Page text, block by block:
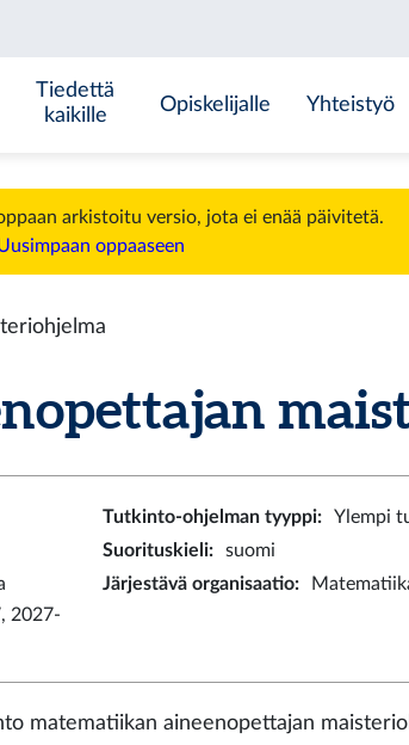
Tiedettä
kaikille
Opiskelijalle Yhteistyö
arkistoitu versio, jota ei enää päivitetä.
oppaaseen
Tutkinto-ohjelman tyyppi:
Ylempi
Suorituskieli:
suomi
Järjestävä organisaatio:
2027-
matematiikan aineenopettajan